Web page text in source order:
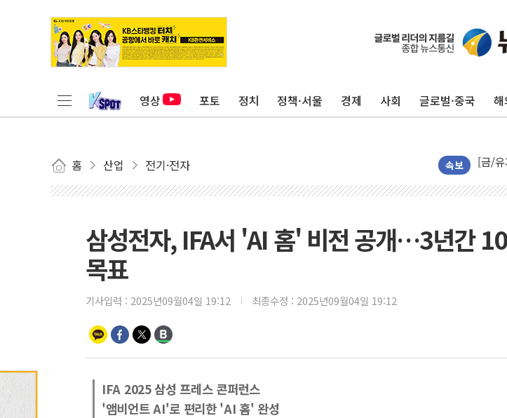
영상 포토 정치 정책·서울 경제 사회 글로벌·중국
홈 산업 전기·전자 속보
트럼
트럼
"세
세금
뉴욕
이란,
李대
[오늘
리투
구광
삼성전자, IFA서 'AI 홈' 비전 공개…3년간
목표
기사입력 : 2025년09월04일 19:12 최종수정 : 2025년09월04일 19:12
IFA 2025 삼성 프레스 콘퍼런스
'앰비언트 AI'로 편리한 'AI 홈' 완성